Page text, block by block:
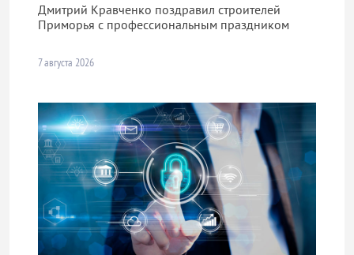
Дмитрий Кравченко поздравил строителей
Приморья с профессиональным праздником
7 августа 2026